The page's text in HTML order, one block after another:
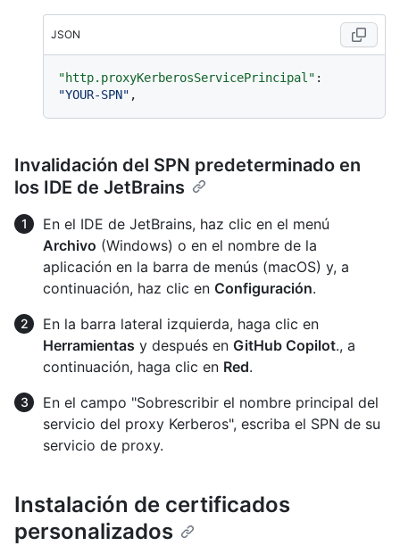
JSON
"http.proxyKerberosServicePrincipal" :
"YOUR-SPN" ,
Invalidación del SPN predeterminado en
los IDE de JetBrains
En el IDE de JetBrains, haz clic en el menú
Archivo (Windows) o en el nombre de la
aplicación en la barra de menús (macOS) y, a
continuación, haz clic en Configuración.
En la barra lateral izquierda, haga clic en
Herramientas y después en GitHub Copilot., a
continuación, haga clic en Red.
En el campo "Sobrescribir el nombre principal del
servicio del proxy Kerberos", escriba el SPN de su
servicio de proxy.
Instalación de certificados
personalizados